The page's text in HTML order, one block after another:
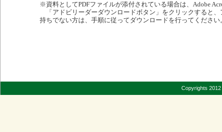
※資料としてPDFファイルが添付されている場合は、Adobe
「アドビリーダーダウンロードボタン」をクリックすると
持ちでない方は、手順に従ってダウンロードを行ってください
Copyrights